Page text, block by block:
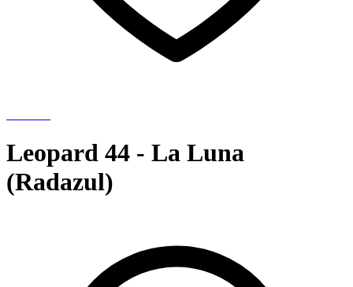
Leopard 44 - La Luna
(Radazul)